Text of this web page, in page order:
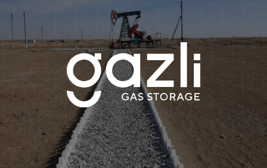
MVt quvvatga ega bo‘lgan gaz haydash
agregatlari kabi tabiiy gazni tayyorlash va
tashish jarayonlarida ilg‘or texnologiyalarni
qo‘llaymiz.
Bilimlar darajasini muntazam oshirib boramiz
va sanoat xavfsizligi, mehnat va atrof-muhit
muhofazasini ta’minlaymiz
O‘z xodimlarimizning professionalizmini yuqori
darajasi bilan ajralib turamiz